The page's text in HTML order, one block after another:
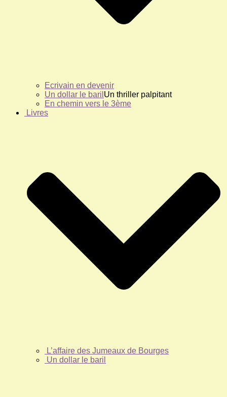
Ecrivain en devenir
Un dollar le baril Un thriller palpitant
En chemin vers le 3ème
Livres
L’affaire des Jumeaux de Bourges
Un dollar le baril